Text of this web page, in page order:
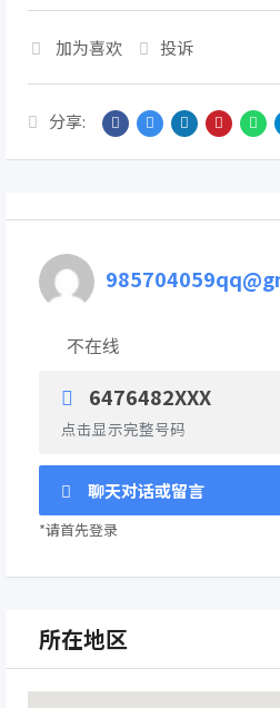
加为喜欢 投诉
分享:
不在线
6476482XXX
点击显示完整号码
聊天对话或留言
*请首先登录
所在地区